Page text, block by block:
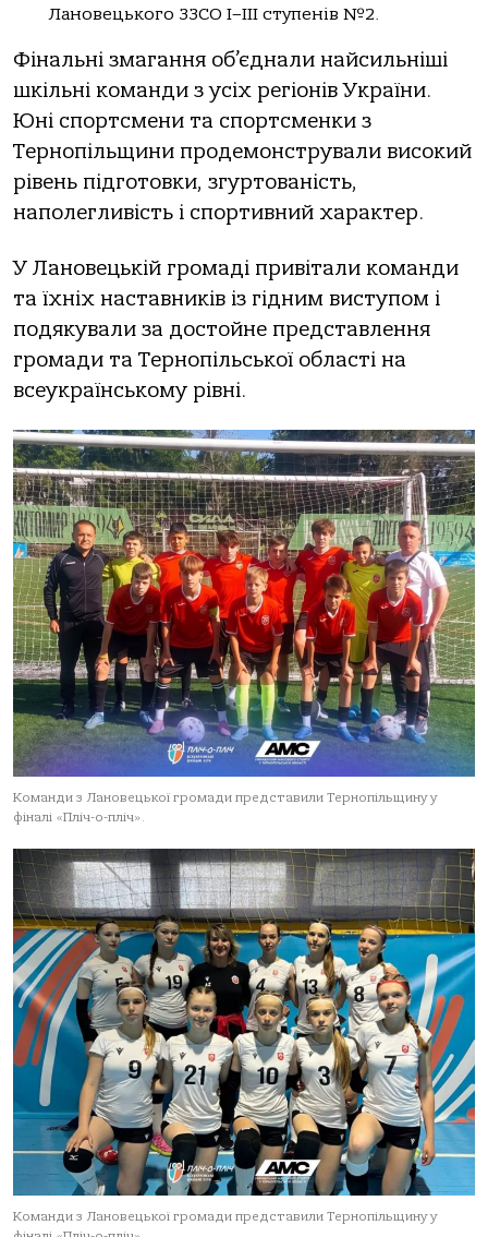
Лановецького ЗЗСО І–ІІІ ступенів №2.
Фінальні змагання об’єднали найсильніші
шкільні команди з усіх регіонів України.
Юні спортсмени та спортсменки з
Тернопільщини продемонстрували високий
рівень підготовки, згуртованість,
наполегливість і спортивний характер.
У Лановецькій громаді привітали команди
та їхніх наставників із гідним виступом і
подякували за достойне представлення
громади та Тернопільської області на
всеукраїнському рівні.
Команди з Лановецької громади представили Тернопільщину у
фіналі «Пліч-о-пліч».
Команди з Лановецької громади представили Тернопільщину у